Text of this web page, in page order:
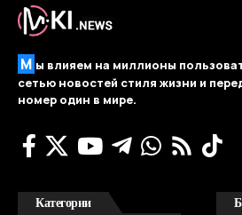
М ы влияем на миллионы
сетью новостей стиля жизни и
номер один в мире.
Категории